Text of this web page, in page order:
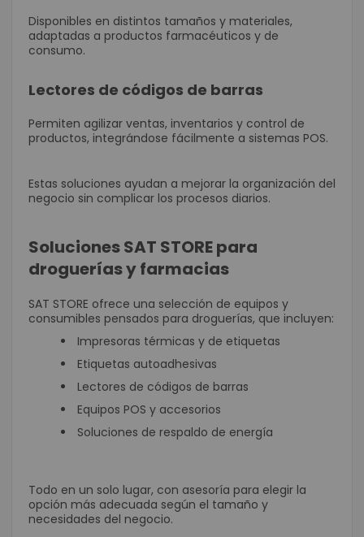
Disponibles en distintos tamaños y materiales,
adaptadas a productos farmacéuticos y de
consumo.
Lectores de códigos de barras
Permiten agilizar ventas, inventarios y control de
productos, integrándose fácilmente a sistemas POS.
Estas soluciones ayudan a mejorar la organización del
negocio sin complicar los procesos diarios.
Soluciones SAT STORE para
droguerías y farmacias
SAT STORE ofrece una selección de equipos y
consumibles pensados para droguerías, que incluyen:
Impresoras térmicas y de etiquetas
Etiquetas autoadhesivas
Lectores de códigos de barras
Equipos POS y accesorios
Soluciones de respaldo de energía
Todo en un solo lugar, con asesoría para elegir la
opción más adecuada según el tamaño y
necesidades del negocio.